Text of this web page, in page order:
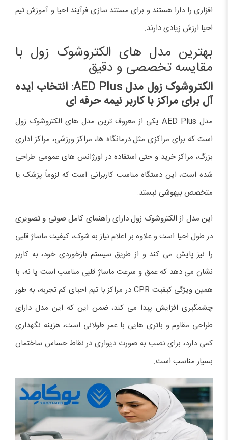
افزاری را دارا هستند و برای مستند سازی فرآیند احیا و آموزش تیم
احیا ارزش زیادی دارند.
بهترین مدل های الکتروشوک زول با
مقایسه تخصصی و دقیق
الکتروشوک زول مدلAED Plus
: انتخاب ایده
آل برای مراکز با کاربر نیمه حرفه ای
مدل AED Plus یکی از معروف ترین مدل های الکتروشوک زول
است که برای مراکزی مثل درمانگاه ها، مراکز ورزشی، مراکز اداری
بزرگ، مراکز خرید و حتی استفاده در اورژانس های عمومی طراحی
شده است، این دستگاه مناسب کاربرانی است که لزوماً پزشک یا
متخصص بیهوشی نیستد.
این مدل از الکتروشوک زول دارای راهنمای کامل صوتی و تصویری
در طول احیا است و علاوه بر اعلام نیاز به شوک، کیفیت ماساژ قلبی
را نیز پایش می کند و از طریق سیستم بازخوردی خود، به کاربر
نشان می دهد که عمق و سرعت ماساژ قلبی مناسب است یا نه، با
همین ویژگی کیفیت CPR در مراکز با تیم احیای کم تجربه، به طور
چشمگیری افزایش پیدا می کند، ضمن این که این مدل دارای
طراحی مقاوم و باتری هایی با عمر طولانی است، هزینه نگهداری
کمی دارد، برای نصب به صورت دیواری در نقاط حساس ساختمان
بسیار مناسب است.